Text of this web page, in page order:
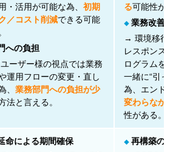
・活用が可能な為、 初期
／コスト削減できる可能
への負担
ーザー様の視点では業務
運用フローの変更・直し
、 業務部門への負担が少
法と言える。
る可能性が
◆ 業務改善
→ 環境移行
レスポンス
ログラムを
一緒に“引っ
為、エンド
変わらなか
性がある。
命による期間確保
◆ 再構築の